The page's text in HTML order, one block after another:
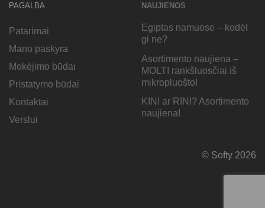
PAGALBA
Patarimai
Mano paskyra
Mokėjimo būdai
Pristatymo būdai
Kontaktai
Verslui
NAUJIENOS
Egiptas namuose – kodėl
gi ne?
Asortimento naujiena –
MOLTI rankšluosčiai iš
mikropluošto!
KINI ar RINI? Asortimento
naujiena!
© Softy 2026